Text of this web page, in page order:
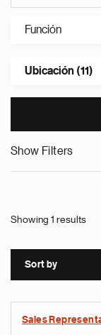
Función
Ubicación (11)
Show Filters
Showing 1 results
Sort by
Sales